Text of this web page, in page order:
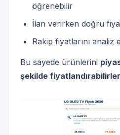
öğrenebilir
İlan verirken doğru
Rakip fiyatlarını analiz
Bu sayede ürünlerini
şekilde